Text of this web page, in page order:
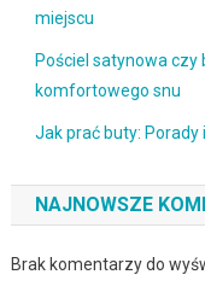
miejscu
Pościel satynowa czy
komfortowego snu
Jak prać buty:
NAJNOWSZE
Brak komentarzy do